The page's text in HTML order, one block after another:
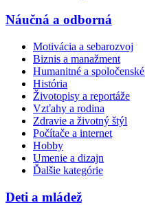
Náučná a odborná
Motivácia a sebarozvoj
Biznis a manažment
Humanitné a
História
Životopisy a reportáže
Vzťahy a rodina
Zdravie a životný štýl
Počítače a internet
Hobby
Umenie a dizajn
Ďalšie kategórie
Deti a mládež